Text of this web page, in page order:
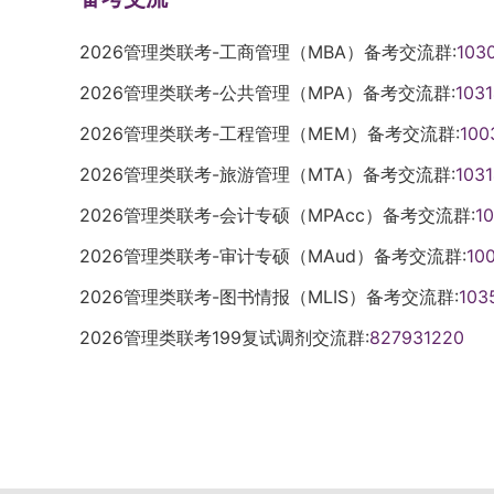
2026管理类联考-工商管理（MBA）备考交流群:
2026管理类联考-公共管理（MPA）备考交流群:
2026管理类联考-工程管理（MEM）备考交流群:
2026管理类联考-旅游管理（MTA）备考交流群:
2026管理类联考-会计专硕（MPAcc）备考交流群:
2026管理类联考-审计专硕（MAud）备考交流群:
2026管理类联考-图书情报（MLIS）备考交流群:
2026管理类联考199复试调剂交流群:827931220